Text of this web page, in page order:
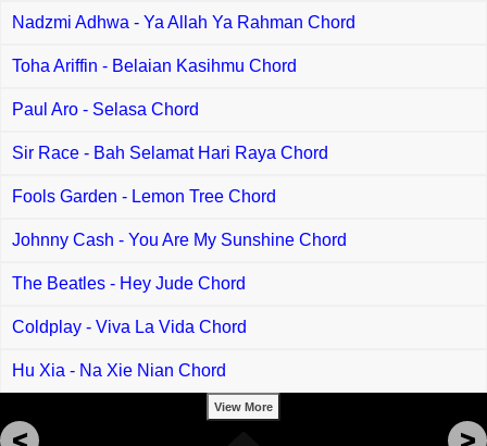
Nadzmi Adhwa - Ya Allah Ya Rahman Chord
Toha Ariffin - Belaian Kasihmu Chord
Paul Aro - Selasa Chord
Sir Race - Bah Selamat Hari Raya Chord
Fools Garden - Lemon Tree Chord
Johnny Cash - You Are My Sunshine Chord
The Beatles - Hey Jude Chord
Coldplay - Viva La Vida Chord
Hu Xia - Na Xie Nian Chord
View More